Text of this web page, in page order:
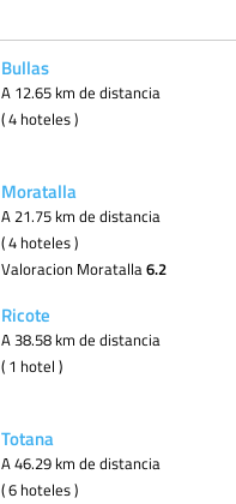
Bullas
A 12.65 km de distancia
( 4 hoteles )
Moratalla
A 21.75 km de distancia
( 4 hoteles )
Valoracion Moratalla6.2
Ricote
A 38.58 km de distancia
( 1 hotel )
Totana
A 46.29 km de distancia
( 6 hoteles )